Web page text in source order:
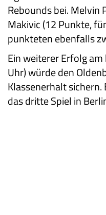
Rebounds bei. Melvin
Makivic (12 Punkte,
punkteten ebenfalls
Ein weiterer Erfolg
Uhr) würde den
Klassenerhalt
das dritte Spiel in